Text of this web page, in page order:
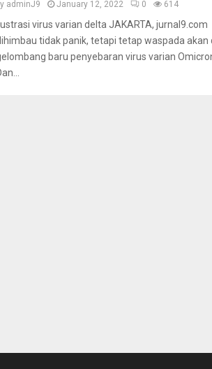
adminJ9 January 12, 2022 0 614
virus varian delta JAKARTA,
tidak panik, tetapi tetap waspada akan
baru penyebaran virus varian